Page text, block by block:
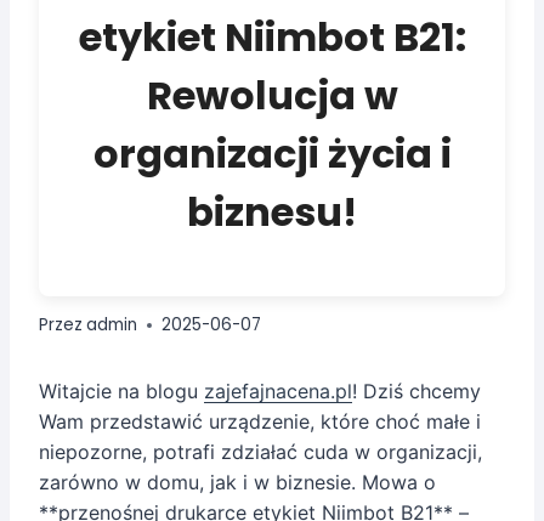
etykiet Niimbot B21:
Rewolucja w
organizacji życia i
biznesu!
Przez admin 2025-06-07
Witajcie na blogu zajefajnacena.pl! Dziś chcemy
Wam przedstawić urządzenie, które choć małe i
niepozorne, potrafi zdziałać cuda w organizacji,
zarówno w domu, jak i w biznesie. Mowa o
**przenośnej drukarce etykiet Niimbot B21** –